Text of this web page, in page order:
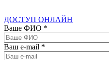
ДОСТУП ОНЛАЙН
Ваше ФИО *
Ваш e-mail *